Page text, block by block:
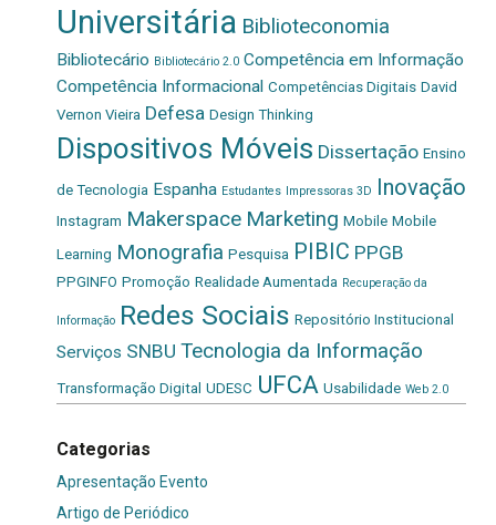
Universitária Biblioteconomia
Bibliotecário Bibliotecário 2.0 Competência em Informação
Competência Informacional Competências Digitais David
Vernon Vieira Defesa Design Thinking
Dispositivos Móveis Dissertação Ensino
de Tecnologia Espanha Estudantes Impressoras 3D Inovação
Instagram Makerspace Marketing Mobile Mobile
Learning Monografia Pesquisa PIBIC PPGB
PPGINFO Promoção Realidade Aumentada Recuperação da
Informação Redes Sociais Repositório Institucional
Serviços SNBU Tecnologia da Informação
Transformação Digital UDESC UFCA Usabilidade Web 2.0
Categorias
Apresentação Evento
Artigo de Periódico